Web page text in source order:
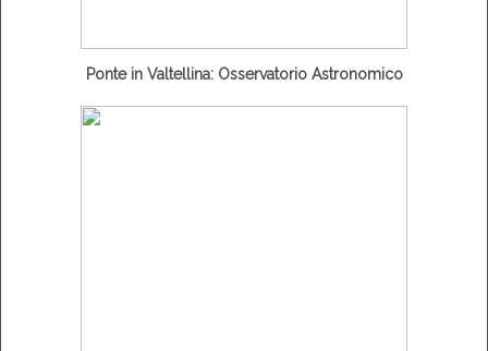
Ponte in Valtellina: Osservatorio Astronomico